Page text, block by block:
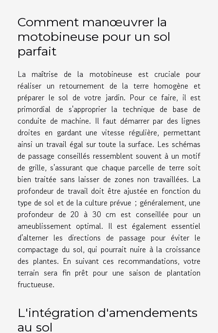
Comment manœuvrer la
motobineuse pour un sol
parfait
La maîtrise de la motobineuse est cruciale pour
réaliser un retournement de la terre homogène et
préparer le sol de votre jardin. Pour ce faire, il est
primordial de s'approprier la technique de base de
conduite de machine. Il faut démarrer par des lignes
droites en gardant une vitesse régulière, permettant
ainsi un travail égal sur toute la surface. Les schémas
de passage conseillés ressemblent souvent à un motif
de grille, s'assurant que chaque parcelle de terre soit
bien traitée sans laisser de zones non travaillées. La
profondeur de travail doit être ajustée en fonction du
type de sol et de la culture prévue ; généralement, une
profondeur de 20 à 30 cm est conseillée pour un
ameublissement optimal. Il est également essentiel
d'alterner les directions de passage pour éviter le
compactage du sol, qui pourrait nuire à la croissance
des plantes. En suivant ces recommandations, votre
terrain sera fin prêt pour une saison de plantation
fructueuse.
L'intégration d'amendements
au sol